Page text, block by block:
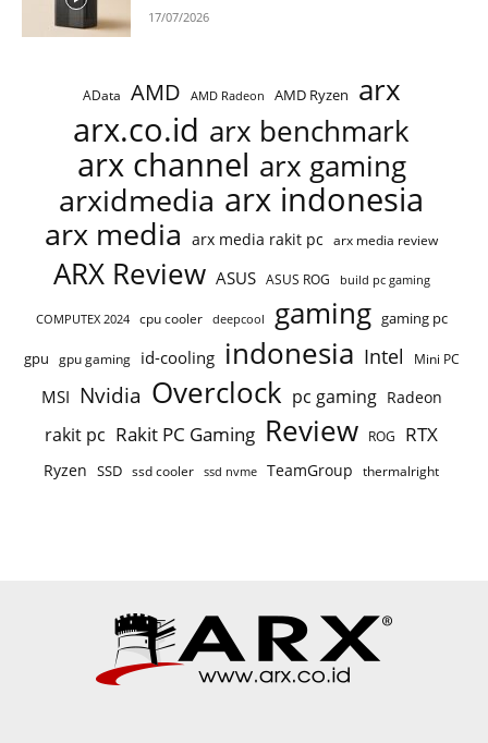
17/07/2026
AData AMD AMD Radeon AMD Ryzen arx
arx.co.id arx benchmark
arx channel arx gaming
arxidmedia arx indonesia
arx media arx media rakit pc arx media review
ARX Review ASUS ASUS ROG build pc gaming
COMPUTEX 2024 cpu cooler deepcool gaming gaming pc
gpu gpu gaming id-cooling indonesia Intel Mini PC
MSI Nvidia Overclock pc gaming Radeon
rakit pc Rakit PC Gaming Review ROG RTX
Ryzen SSD ssd cooler ssd nvme TeamGroup thermalright